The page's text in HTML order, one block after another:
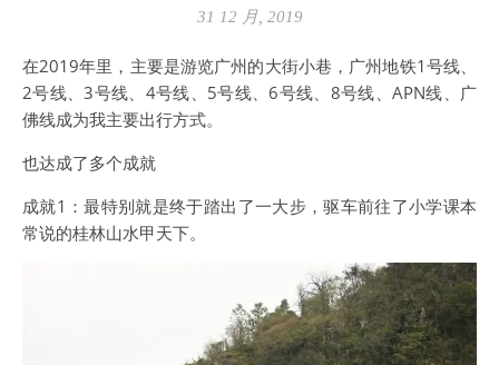
31 12 月, 2019
在2019年里，主要是游览广州的大街小巷，广州地铁1号线、
2号线、3号线、4号线、5号线、6号线、8号线、APN线、广
佛线成为我主要出行方式。
也达成了多个成就
成就1：最特别就是终于踏出了一大步，驱车前往了小学课本
常说的桂林山水甲天下。